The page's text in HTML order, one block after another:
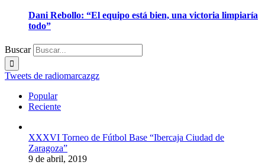
Dani Rebollo: “El equipo está bien, una victoria limpiaría
todo”
Buscar
Tweets de radiomarcazgz
Popular
Reciente
XXXVI Torneo de Fútbol Base “Ibercaja Ciudad de
Zaragoza”
9 de abril, 2019